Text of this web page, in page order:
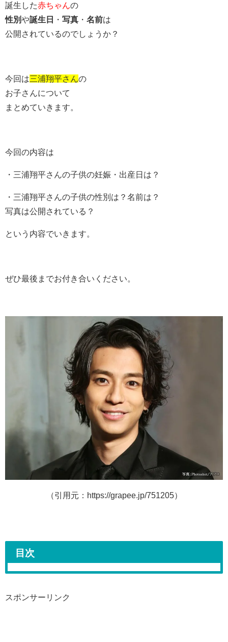
誕生した赤ちゃん の
性別や誕生日 ・ 写真 ・ 名前は
公開されているのでしょうか？
今回は三浦翔平さん の
お子さんについて
まとめていきます。
今回の内容は
・三浦翔平さんの子供の妊娠・出産日は？
・三浦翔平さんの子供の性別は？名前は？
写真は公開されている？
という内容でいきます。
ぜひ最後までお付き合いください。
（引用元：https://grapee.jp/751205）
目次
スポンサーリンク